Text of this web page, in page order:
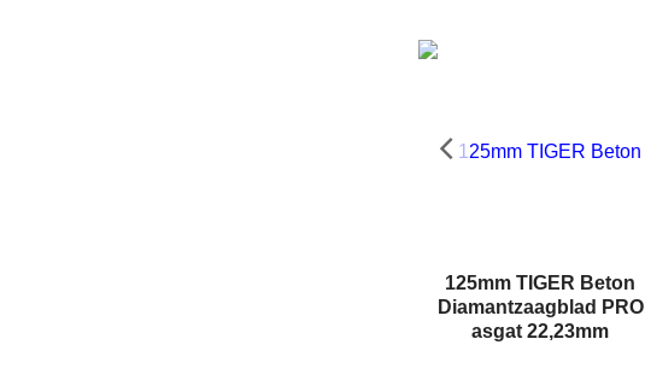
125mm TIGER Beton
Diamantzaagblad PRO
asgat 22,23mm